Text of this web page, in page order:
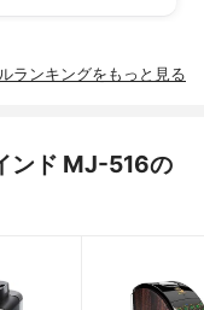
ランキングをもっと見る
ンド MJ-516の